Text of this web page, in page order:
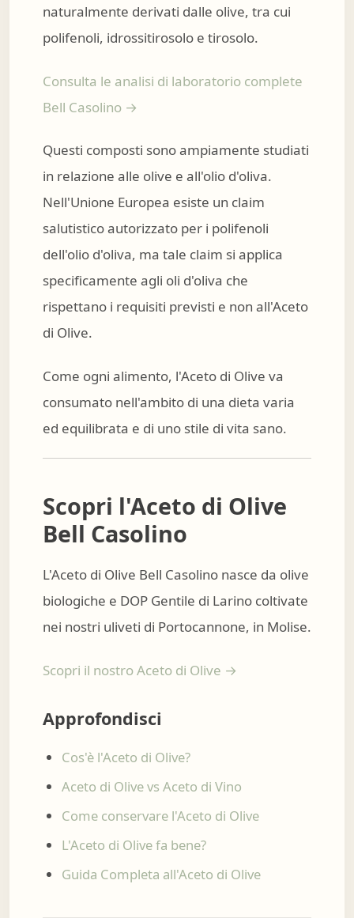
naturalmente derivati dalle olive, tra cui
polifenoli, idrossitirosolo e tirosolo.
Consulta le analisi di laboratorio complete
Bell Casolino →
Questi composti sono ampiamente studiati
in relazione alle olive e all'olio d'oliva.
Nell'Unione Europea esiste un claim
salutistico autorizzato per i polifenoli
dell'olio d'oliva, ma tale claim si applica
specificamente agli oli d'oliva che
rispettano i requisiti previsti e non all'Aceto
di Olive.
Come ogni alimento, l'Aceto di Olive va
consumato nell'ambito di una dieta varia
ed equilibrata e di uno stile di vita sano.
Scopri l'Aceto di Olive
Bell Casolino
L'Aceto di Olive Bell Casolino nasce da olive
biologiche e DOP Gentile di Larino coltivate
nei nostri uliveti di Portocannone, in Molise.
Scopri il nostro Aceto di Olive →
Approfondisci
Cos'è l'Aceto di Olive?
Aceto di Olive vs Aceto di Vino
Come conservare l'Aceto di Olive
L'Aceto di Olive fa bene?
Guida Completa all'Aceto di Olive